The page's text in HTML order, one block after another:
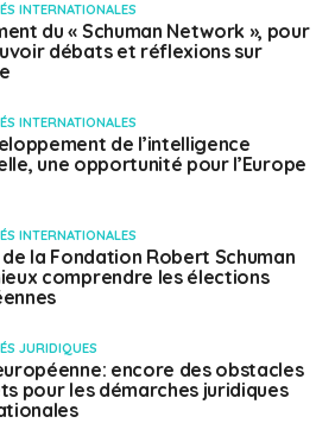
INTERNATIONALES
du « Schuman Network », pour
débats et réflexions sur
INTERNATIONALES
de l’intelligence
une opportunité pour l’Europe
INTERNATIONALES
de la Fondation Robert Schuman
comprendre les élections
JURIDIQUES
encore des obstacles
pour les démarches juridiques